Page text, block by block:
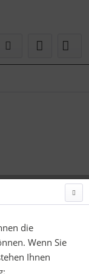
die
Wenn Sie
Ihnen